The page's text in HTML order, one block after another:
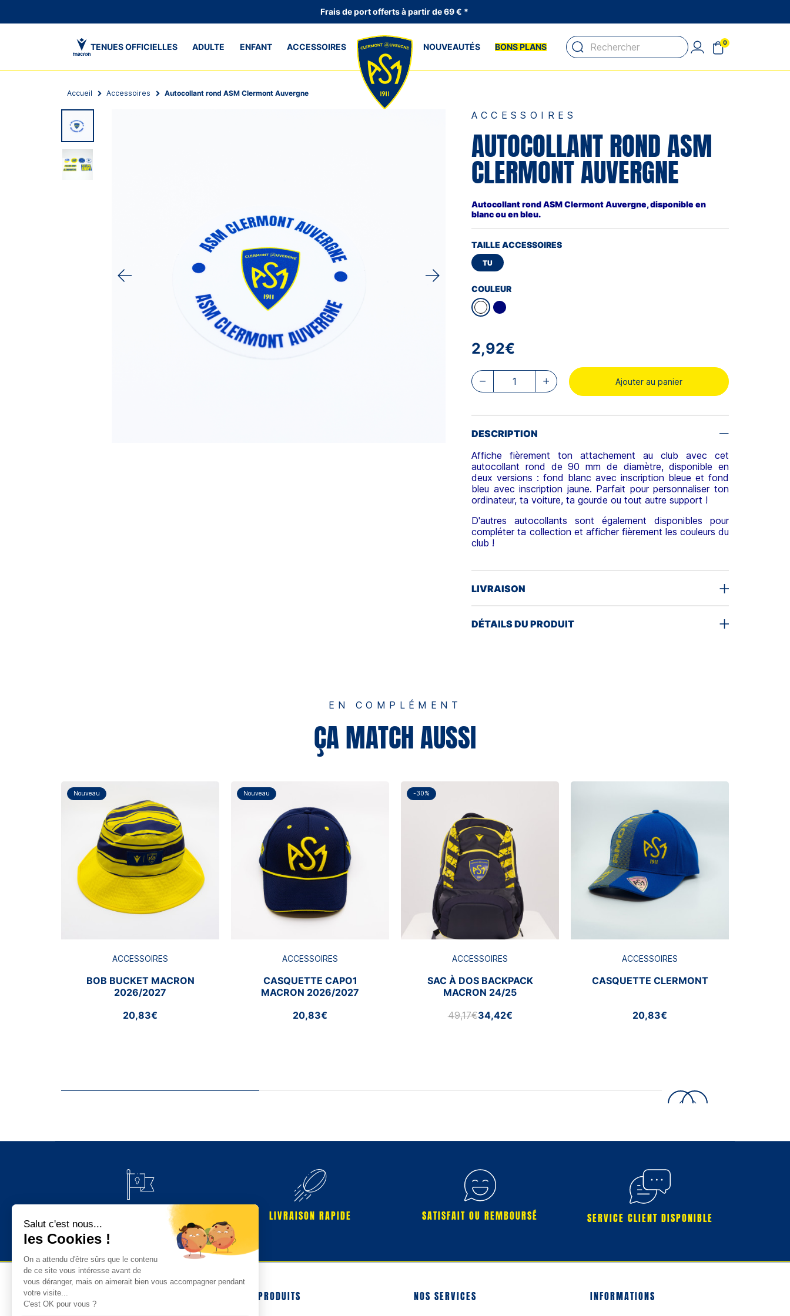
Frais de port offerts à partir de 69 € *
TENUES OFFICIELLES ADULTE ENFANT ACCESSOIRES NOUVEAUTÉS BONS PLANS 0
Accueil Accessoires Autocollant rond ASM Clermont Auvergne
ACCESSOIRES
AUTOCOLLANT ROND ASM
CLERMONT AUVERGNE
Autocollant rond ASM Clermont Auvergne, disponible en
blanc ou en bleu.
TAILLE ACCESSOIRES
TU
COULEUR
2,92€
Ajouter au panier
DESCRIPTION
Affiche fièrement ton attachement au club avec cet
autocollant rond de 90 mm de diamètre, disponible en
deux versions : fond blanc avec inscription bleue et fond
bleu avec inscription jaune. Parfait pour personnaliser ton
ordinateur, ta voiture, ta gourde ou tout autre support !
D'autres autocollants sont également disponibles pour
compléter ta collection et afficher fièrement les couleurs du
club !
LIVRAISON
DÉTAILS DU PRODUIT
EN COMPLÉMENT
ÇA MATCH AUSSI
Nouveau
ACCESSOIRES
BOB BUCKET MACRON
2026/2027
20,83€
Nouveau
ACCESSOIRES
CASQUETTE CAPO1
MACRON 2026/2027
20,83€
-30%
ACCESSOIRES
SAC À DOS BACKPACK
MACRON 24/25
49,17€34,42€
ACCESSOIRES
CASQUETTE CLERMONT
20,83€
PAIEMENT 100% SÉCURISÉ LIVRAISON RAPIDE SATISFAIT OU REMBOURSÉ SERVICE CLIENT DISPONIBLE
NOS PRODUITS NOS SERVICES INFORMATIONS